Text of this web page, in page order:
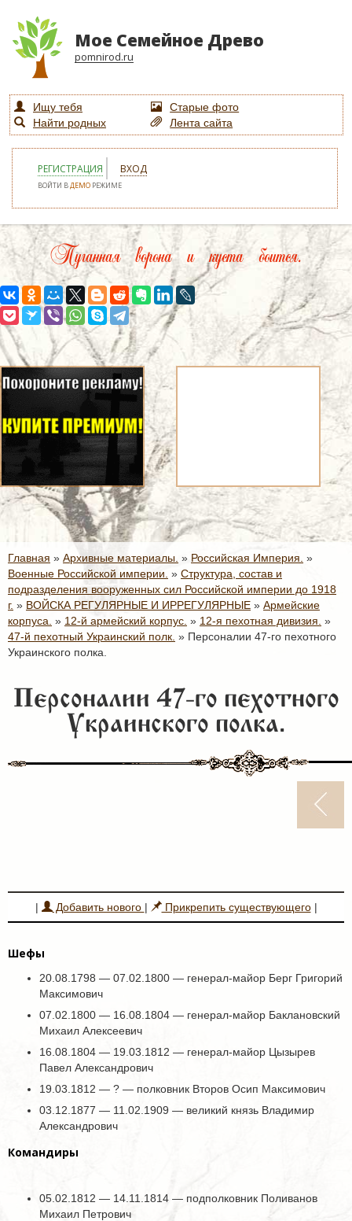
Мое Семейное Древо
pomnirod.ru
Ищу тебя
Старые фото
Найти родных
Лента сайта
РЕГИСТРАЦИЯ ВХОД
ВОЙТИ ВДЕМО РЕЖИМЕ
Пуганная ворона и куста боится.
Главная » Архивные материалы. » Российская Империя. »
Военные Российской империи. » Структура, состав и
подразделения вооруженных сил Российской империи до 1918
г. » ВОЙСКА РЕГУЛЯРНЫЕ И ИРРЕГУЛЯРНЫЕ » Армейские
корпуса. » 12-й армейский корпус. » 12-я пехотная дивизия. »
47-й пехотный Украинский полк. » Персоналии 47-го пехотного
Украинского полка.
Персоналии 47-го пехотного
Украинского полка.
| Добавить нового | Прикрепить существующего|
Шефы
20.08.1798 — 07.02.1800 — генерал-майор Берг Григорий
Максимович
07.02.1800 — 16.08.1804 — генерал-майор Баклановский
Михаил Алексеевич
16.08.1804 — 19.03.1812 — генерал-майор Цызырев
Павел Александрович
19.03.1812 — ? — полковник Второв Осип Максимович
03.12.1877 — 11.02.1909 — великий князь Владимир
Александрович
Командиры
05.02.1812 — 14.11.1814 — подполковник Поливанов
Михаил Петрович